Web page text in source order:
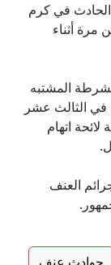
الحادث في كرم
مرة أثناء
المشتبه
في الثالث عشر
اتهام
العنف